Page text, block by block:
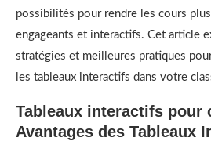
possibilités pour rendre les cours
engageants et interactifs. Cet article
stratégies et meilleures pratiques
les tableaux interactifs dans votre
Tableaux interactifs pour
Avantages des Tableaux